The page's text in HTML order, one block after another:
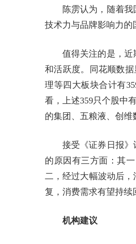
陈雳认为，随着
技术力与品牌影响力的
值得关注的是，
和活跃度。同花顺数
理等四大板块合计有
看，上述359只个股中
的集团、五粮液、创维
接受《证券日报
的原因有三方面：其
二，经过大幅波动后
复，消费需求有望持续
机构建议